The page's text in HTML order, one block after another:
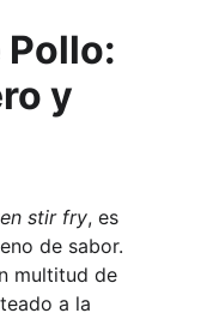
Pollo:
y
stir fry, es
de sabor.
multitud de
a la